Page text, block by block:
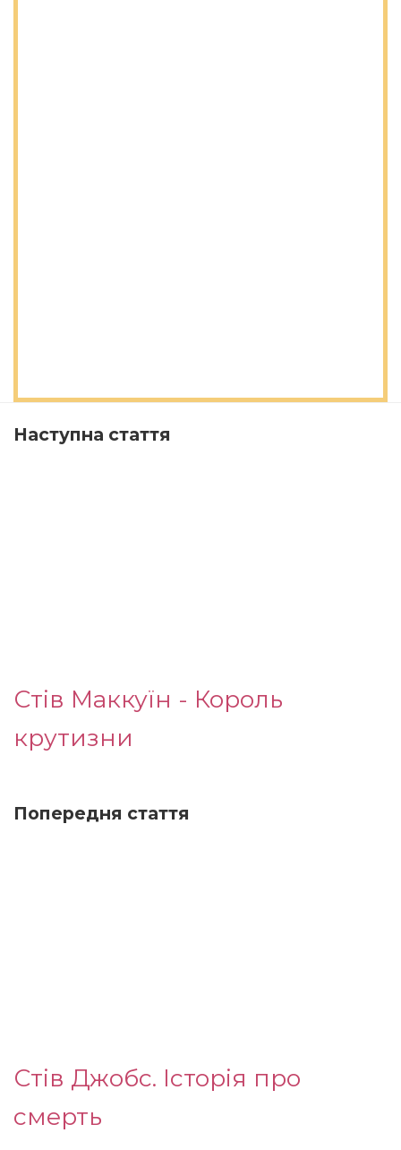
Наступна стаття
Стів Маккуїн - Король
крутизни
Попередня стаття
Стів Джобс. Історія про
смерть